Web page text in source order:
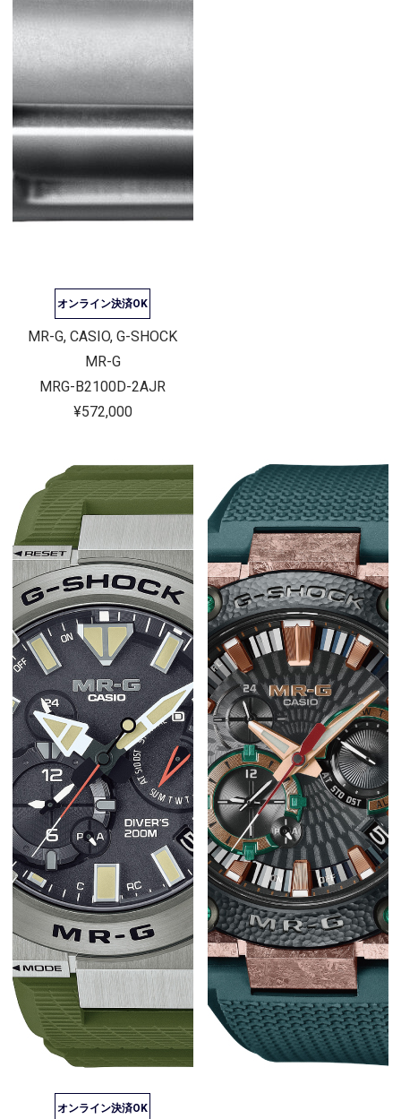
オンライン決済OK
MR-G, CASIO, G-SHOCK
MR-G
MRG-B2100D-2AJR
¥572,000
オンライン決済OK